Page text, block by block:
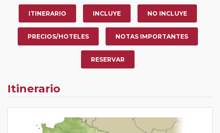
ITINERARIO INCLUYE NO INCLUYE
PRECIOS/HOTELES NOTAS IMPORTANTES
RESERVAR
Itinerario